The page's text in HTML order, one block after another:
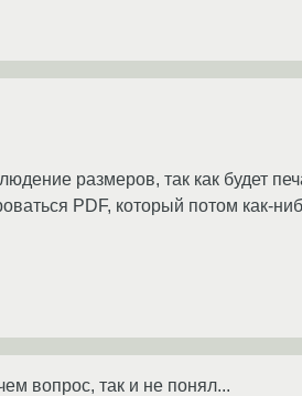
размеров, так как будет
PDF, который потом как-
вопрос, так и не понял...